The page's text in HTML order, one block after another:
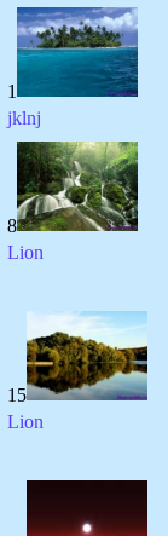
1
jklnj
8
Lion
15
Lion